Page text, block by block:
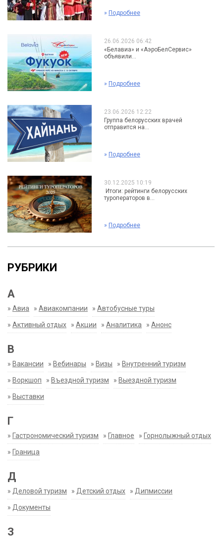
» Подробнее
26.06.2026 06:42
«Белавиа» и «АэроБелСервис»
объявили...
» Подробнее
23.06.2026 12:22
Группа белорусских врачей
отправится на...
» Подробнее
30.12.2025 10:19
Итоги: рейтинги белорусских
туроператоров в...
» Подробнее
РУБРИКИ
А
» Авиа » Авиакомпании » Автобусные туры
» Активный отдых » Акции » Аналитика » Анонс
В
» Вакансии » Вебинары » Визы » Внутренний туризм
» Воркшоп » Въездной туризм » Выездной туризм
» Выставки
Г
» Гастрономический туризм » Главное » Горнолыжный отдых
» Граница
Д
» Деловой туризм » Детский отдых » Дипмиссии
» Документы
З